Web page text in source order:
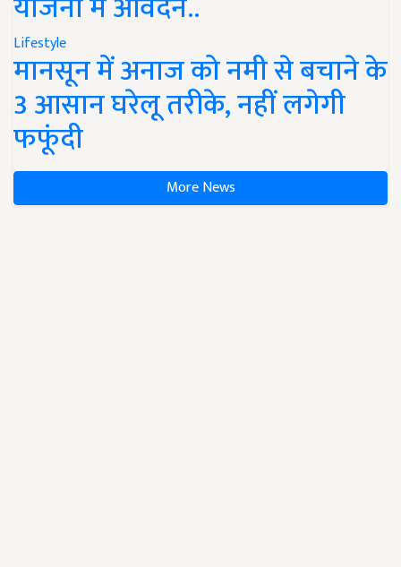
Lifestyle
मानसून में अनाज को नमी से बचाने के
3 आसान घरेलू तरीके, नहीं लगेगी
फफूंदी
More News